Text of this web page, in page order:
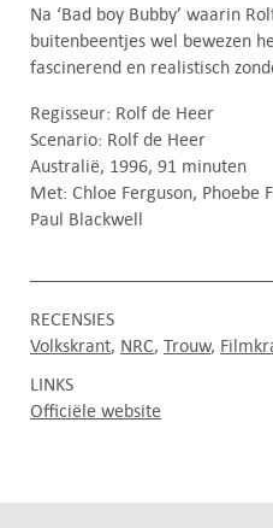
Na ‘Bad boy Bubby’ waarin
buitenbeentjes wel bewezen
fascinerend en realistisch
Regisseur: Rolf de Heer
Scenario: Rolf de Heer
Australië, 1996, 91 minuten
Met: Chloe Ferguson, Phoebe
Paul Blackwell
RECENSIES
Volkskrant NRC Trouw
LINKS
Officiële website